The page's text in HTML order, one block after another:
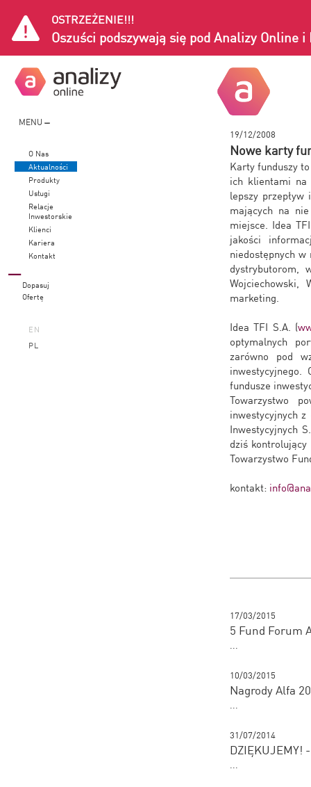
OSTRZEŻENIE!!!
Oszuści podszywają się pod Analizy Online i
MENU
O Nas
Aktualności
Produkty
Usługi
Relacje
Inwestorskie
Klienci
Kariera
Kontakt
Dopasuj
Ofertę
EN
PL
19/12/2008
Nowe karty
Karty funduszy
ich klientami na
lepszy
mających na
miejsce. Idea
jakości
niedostępnych
dystrybutorom,
Wojciechowski,
marketing.
Idea TFI S.A. (
optymalnych
zarówno pod
fundusze
Towarzystwo
inwestycyjnych
Inwestycyjnych
dziś
Towarzystwo
kontakt:
17/03/2015
5 Fund Forum
...
10/03/2015
Nagrody Alfa
...
31/07/2014
DZIĘKUJEMY!
...